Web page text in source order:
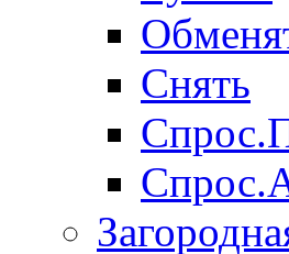
Снять